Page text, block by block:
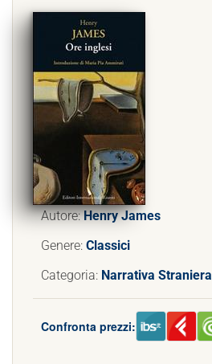
Autore:Henry James
Genere: Classici
Categoria: Narrativa Straniera
Confronta prezzi: